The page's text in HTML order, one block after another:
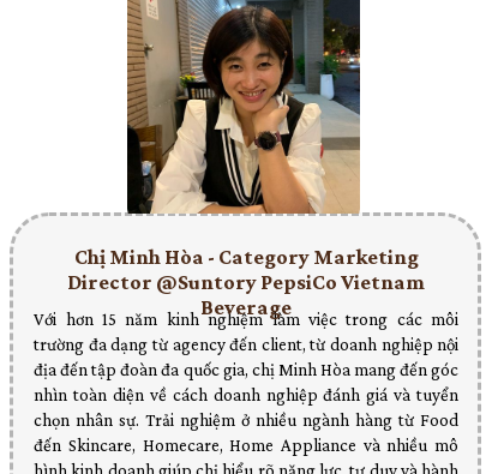
Với hơn 15 năm kinh nghiệm làm việc trong các môi
trường đa dạng từ agency đến client, từ doanh nghiệp nội
địa đến tập đoàn đa quốc gia, chị Minh Hòa mang đến góc
nhìn toàn diện về cách doanh nghiệp đánh giá và tuyển
chọn nhân sự. Trải nghiệm ở nhiều ngành hàng từ Food
đến Skincare, Homecare, Home Appliance và nhiều mô
Chị Minh Hòa - Category Marketing
Director @Suntory PepsiCo Vietnam
Beverage